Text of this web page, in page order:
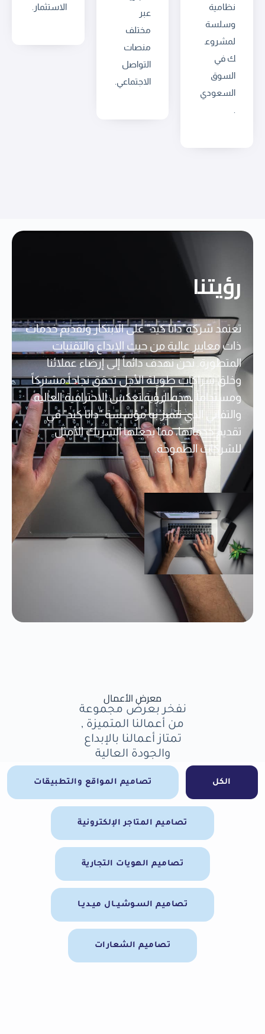
نظامية
وسلسة
لمشروع
ك في
السوق
السعودي
عبر
مختلف
منصات
التواصل
الاجتماعي.
الاستثمار.
رؤيتنا
تعتمد شركة"داتا كيد" على الابتكار وتقديم خدمات
ذات معايير عالية من حيث الإبداع والتقنيات
المتطورة. نحن نهدف دائماً إلى إرضاء عملائنا
وخلق شراكات طويلة الأجل تحقق نجاحاً مشتركاً
ومستداماً. هذه الرؤية تعكس الاحترافية العالية
والتفاني الذي تتميز به مؤسسة "داتا كيد" في
تقديم خدماتها، مما يجعلها الشريك الأمثل
للشركات الطموحة.
معرض الأعمال
نفخر بعرض مجموعة
من أعمالنا المتميزة ,
تمتاز أعمالنا بالإبداع
والجودة العالية
الكل تصاميم المواقع والتطبيقات
تصاميم المتاجر الإلكترونية
تصاميم الهويات التجارية
تصاميم السـوشيــال ميـديـا
تصاميم الشعارات